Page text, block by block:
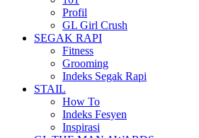
Profil
GL Girl Crush
SEGAK RAPI
Fitness
Grooming
Indeks Segak Rapi
STAIL
How To
Indeks Fesyen
Inspirasi